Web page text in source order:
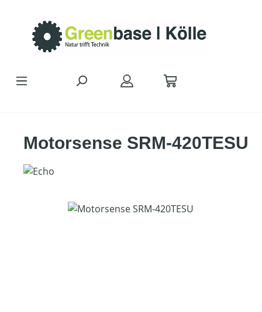
Motorsense SRM-420TESU
Bildergalerie überspringen